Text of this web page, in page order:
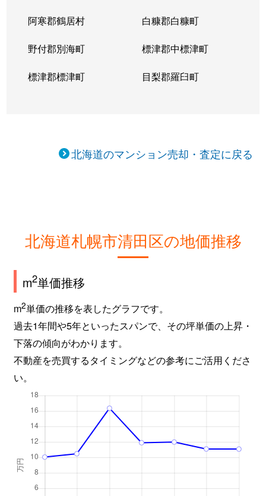
阿寒郡鶴居村 白糠郡白糠町
野付郡別海町 標津郡中標津町
標津郡標津町 目梨郡羅臼町
北海道のマンション売却・査定に戻る
北海道札幌市清田区の地価推移
m2単価推移
m2単価の推移を表したグラフです。
過去1年間や5年といったスパンで、その坪単価の上昇・
下落の傾向がわかります。
不動産を売買するタイミングなどの参考にご活用くださ
い。